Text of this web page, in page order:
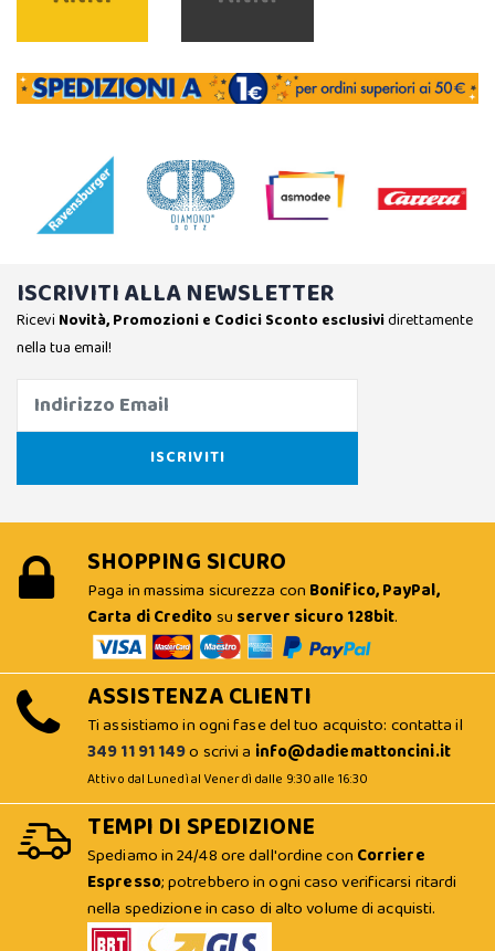
ISCRIVITI ALLA NEWSLETTER
Ricevi Novità, Promozioni e Codici Sconto esclusividirettamente
nella tua email!
SHOPPING SICURO
Paga in massima sicurezza con Bonifico, PayPal,
Carta di Creditosu server sicuro 128bit.
ASSISTENZA CLIENTI
Ti assistiamo in ogni fase del tuo acquisto: contatta il
349 11 91 149o scrivi a info@dadiemattoncini.it
Attivo dal Lunedì al Venerdì dalle 9:30 alle 16:30
TEMPI DI SPEDIZIONE
Spediamo in 24/48 ore dall'ordine con Corriere
Espresso; potrebbero in ogni caso verificarsi ritardi
nella spedizione in caso di alto volume di acquisti.